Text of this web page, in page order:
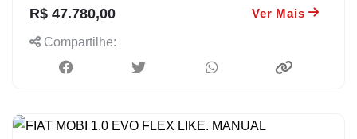
R$ 47.780,00 Ver Mais
Compartilhe: